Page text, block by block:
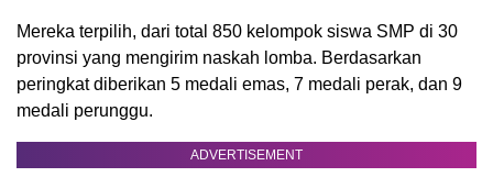
Mereka terpilih, dari total 850 kelompok siswa SMP di 30
provinsi yang mengirim naskah lomba. Berdasarkan
peringkat diberikan 5 medali emas, 7 medali perak, dan 9
medali perunggu.
ADVERTISEMENT